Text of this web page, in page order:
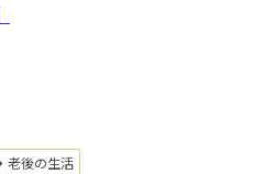
老後の生活